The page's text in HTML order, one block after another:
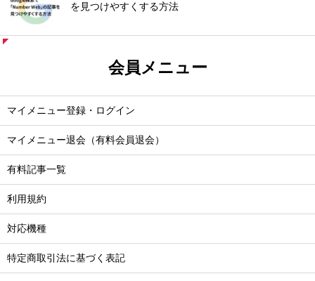
を見つけやすくする方法
会員メニュー
マイメニュー登録・ログイン
マイメニュー退会（有料会員退会）
有料記事一覧
利用規約
対応機種
特定商取引法に基づく表記